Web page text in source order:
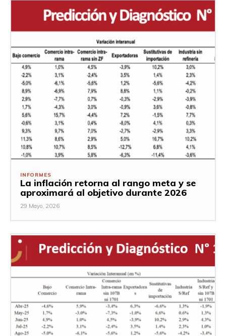
INFORMES
La inflación retorna al rango meta y se
aproximará al objetivo durante 2026
29 Mayo, 2026